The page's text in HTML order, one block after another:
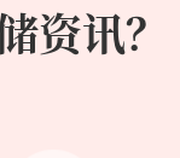
资讯？